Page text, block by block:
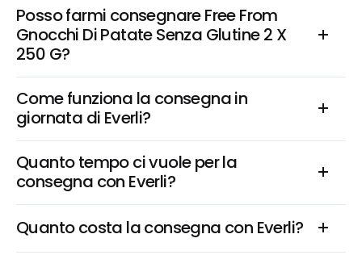
Posso farmi consegnare Free From
Gnocchi Di Patate Senza Glutine 2 X
250 G?
Come funziona la consegna in
giornata di Everli?
Quanto tempo ci vuole per la
consegna con Everli?
Quanto costa la consegna con Everli?